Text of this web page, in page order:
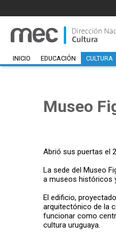
INICIO EDUCACIÓN CULTURA
Museo
Abrió sus puertas el
La sede del Museo
a museos históricos
El edificio,
arquitectónico de la
funcionar como
cultura uruguaya.